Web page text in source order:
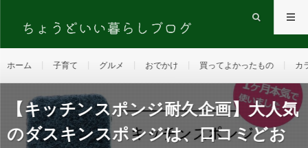
ホーム 子育て グルメ おでかけ 買ってよかったもの カ
【キッチンスポンジ耐久企画】大人気
のダスキンスポンジは、口コミどお